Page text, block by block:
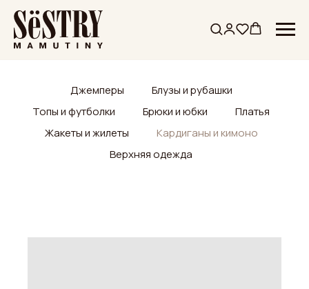
Джемперы
Блузы и рубашки
Топы и футболки
Брюки и юбки
Платья
Жакеты и жилеты
Кардиганы и кимоно
Верхняя одежда